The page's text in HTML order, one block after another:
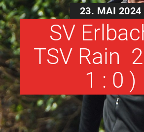
23. MAI 2024
SV
TSV Rain
1 : 0 )